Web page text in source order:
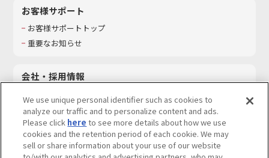
お客様サポート
お客様サポートトップ
重要なお知らせ
会社・採用情報
採用情報
サステナビリティ
お問い合わせ
We use unique personal identifier such as cookies to
analyze our traffic and to personalize content and ads.
Please click here to see more details about how we use
cookies and the retention period of each cookie. We may
sell or share information about your use of our website